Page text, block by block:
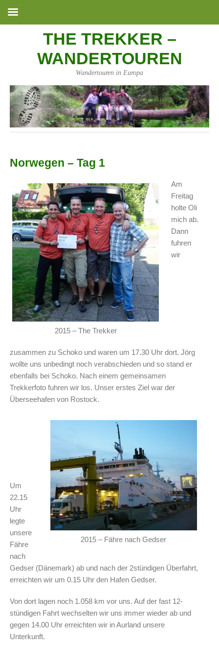
THE TREKKER –
WANDERTOUREN
Wandertouren in Europa
Norwegen – Tag 1
2015 – The Trekker
Am
Freitag
holte Oli
mich ab.
Dann
fuhren
wir
zusammen zu Schoko und waren um 17.30 Uhr dort. Jörg
wollte uns unbedingt noch verabschieden und so stand er
ebenfalls bei Schoko. Nach einem gemeinsamen
Trekkerfoto fuhren wir los. Unser erstes Ziel war der
Überseehafen von Rostock.
2015 – Fähre nach Gedser
Um
22.15
Uhr
legte
unsere
Fähre
nach
Gedser (Dänemark) ab und nach der 2stündigen Überfahrt,
erreichten wir um 0.15 Uhr den Hafen Gedser.
Von dort lagen noch 1.058 km vor uns. Auf der fast 12-
stündigen Fahrt wechselten wir uns immer wieder ab und
gegen 14.00 Uhr erreichten wir in Aurland unsere
Unterkunft.